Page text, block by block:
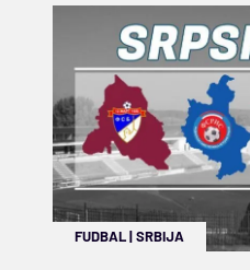
FUDBAL|SRBIJA